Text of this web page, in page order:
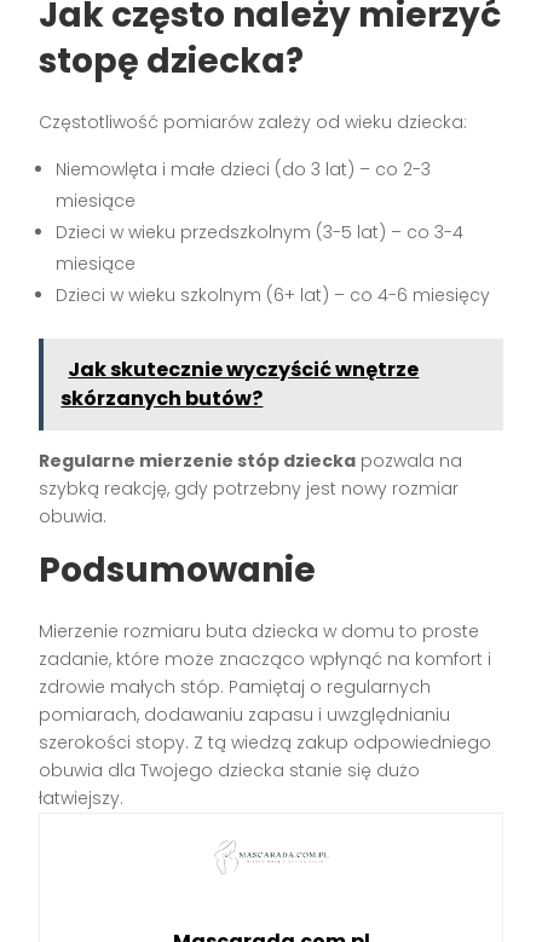
Jak często należy mierzyć
stopę dziecka?
Częstotliwość pomiarów zależy od wieku dziecka:
Niemowlęta i małe dzieci (do 3 lat) – co 2-3
miesiące
Dzieci w wieku przedszkolnym (3-5 lat) – co 3-4
miesiące
Dzieci w wieku szkolnym (6+ lat) – co 4-6 miesięcy
Jak skutecznie wyczyścić wnętrze
skórzanych butów?
Regularne mierzenie stóp dziecka pozwala na
szybką reakcję, gdy potrzebny jest nowy rozmiar
obuwia.
Podsumowanie
Mierzenie rozmiaru buta dziecka w domu to proste
zadanie, które może znacząco wpłynąć na komfort i
zdrowie małych stóp. Pamiętaj o regularnych
pomiarach, dodawaniu zapasu i uwzględnianiu
szerokości stopy. Z tą wiedzą zakup odpowiedniego
obuwia dla Twojego dziecka stanie się dużo
łatwiejszy.